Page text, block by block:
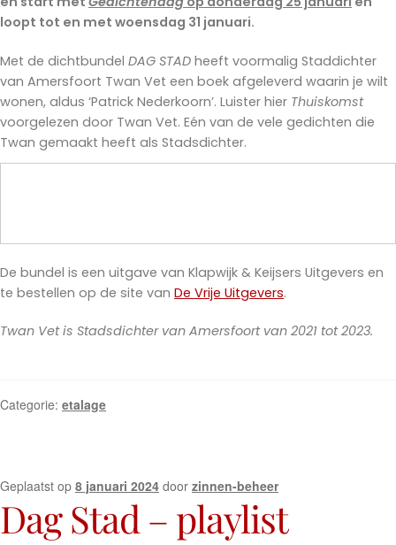
loopt tot en met woensdag 31 januari.
Met de dichtbundel DAG STAD heeft voormalig Staddichter
van Amersfoort Twan Vet een boek afgeleverd waarin je wilt
wonen, aldus ‘Patrick Nederkoorn’. Luister hier Thuiskomst
voorgelezen door Twan Vet. Eén van de vele gedichten die
Twan gemaakt heeft als Stadsdichter.
De bundel is een uitgave van Klapwijk & Keijsers Uitgevers en
te bestellen op de site van De Vrije Uitgevers.
Twan Vet is Stadsdichter van Amersfoort van 2021 tot 2023.
Categorie: etalage
Geplaatst op 8 januari 2024 door zinnen-beheer
Dag Stad – playlist